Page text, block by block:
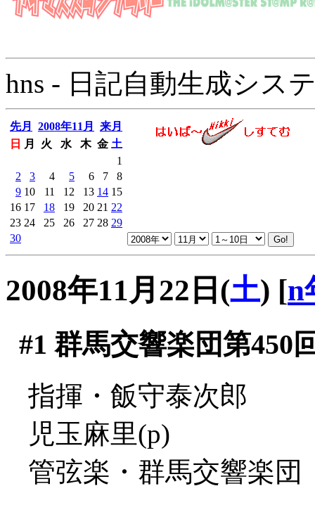
hns - 日記自動生成シス
先月 2008年11月
来月
日
月 火 水 木 金 土
1
2
3 4 5 6 7
8
9 10 11 12 13 14 15
16 17 18 19 20 21 22
23 24 25 26 27 28 29
30
2008年11月22日(土) [n
#1 群馬交響楽団第450
指揮・飯守泰次郎
児玉麻里(p)
管弦楽・群馬交響楽団